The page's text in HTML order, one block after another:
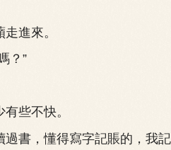
進來。
？”
些不快。
書，懂得寫字記賬的，我記